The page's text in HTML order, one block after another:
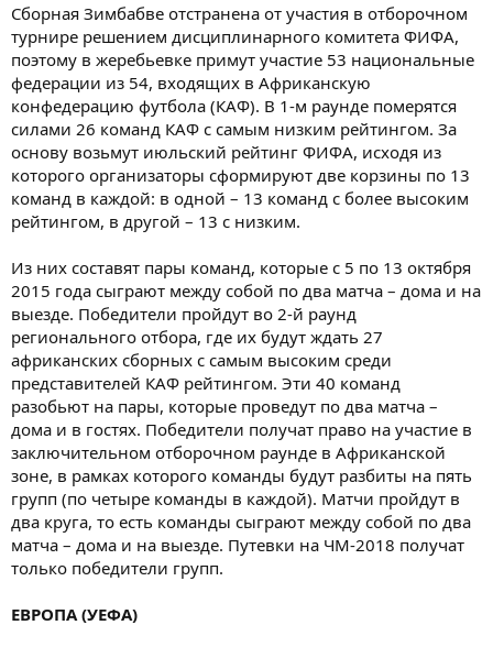
Сборная Зимбабве отстранена от участия в отборочном
турнире решением дисциплинарного комитета ФИФА,
поэтому в жеребьевке примут участие 53 национальные
федерации из 54, входящих в Африканскую
конфедерацию футбола (КАФ). В 1-м раунде померятся
силами 26 команд КАФ с самым низким рейтингом. За
основу возьмут июльский рейтинг ФИФА, исходя из
которого организаторы сформируют две корзины по 13
команд в каждой: в одной – 13 команд с более высоким
рейтингом, в другой – 13 с низким.
Из них составят пары команд, которые с 5 по 13 октября
2015 года сыграют между собой по два матча – дома и на
выезде. Победители пройдут во 2-й раунд
регионального отбора, где их будут ждать 27
африканских сборных с самым высоким среди
представителей КАФ рейтингом. Эти 40 команд
разобьют на пары, которые проведут по два матча –
дома и в гостях. Победители получат право на участие в
заключительном отборочном раунде в Африканской
зоне, в рамках которого команды будут разбиты на пять
групп (по четыре команды в каждой). Матчи пройдут в
два круга, то есть команды сыграют между собой по два
матча – дома и на выезде. Путевки на ЧМ-2018 получат
только победители групп.
ЕВРОПА (УЕФА)